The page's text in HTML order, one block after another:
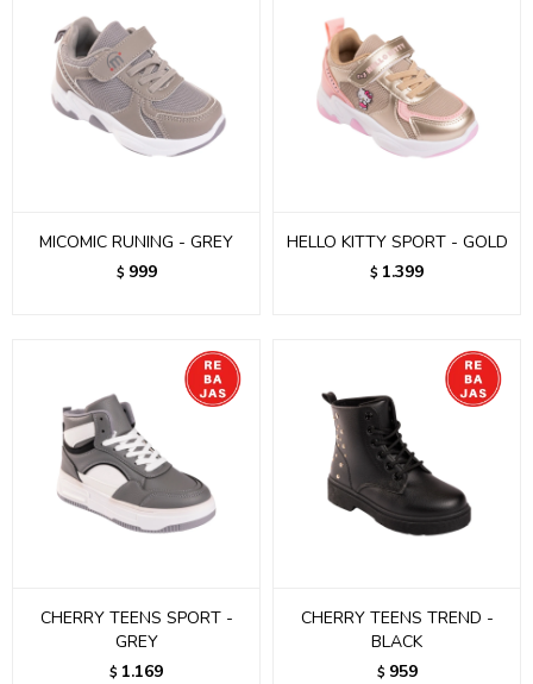
MICOMIC RUNING - GREY
$ 999
HELLO KITTY SPORT - GOLD
$ 1.399
CHERRY TEENS SPORT -
GREY
$ 1.169
CHERRY TEENS TREND -
BLACK
$ 959